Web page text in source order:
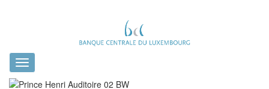
Toggle
navigation